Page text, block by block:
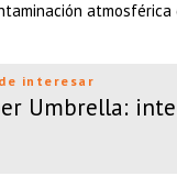
interesar
Umbrella: